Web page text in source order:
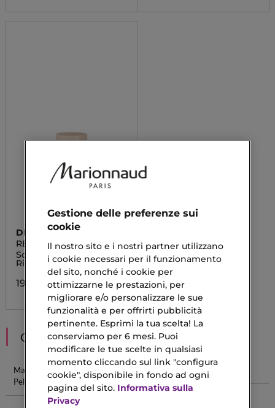
DIEGO DALLA PALMA
RENEW MY LIPS
Scrub Labbra
Rinnovatore
19,95 €
CONSIGLIATI PER TE
Macchie Sulla
Pelle
Scrub Viso Scrub Labbra
Gestione delle preferenze sui
cookie
Il nostro sito e i nostri partner utilizzano
i cookie necessari per il funzionamento
del sito, nonché i cookie per
ottimizzarne le prestazioni, per
migliorare e/o personalizzare le sue
funzionalità e per offrirti pubblicità
pertinente. Esprimi la tua scelta! La
conserviamo per 6 mesi. Puoi
modificare le tue scelte in qualsiasi
momento cliccando sul link "configura
cookie", disponibile in fondo ad ogni
pagina del sito. Informativa sulla
Privacy